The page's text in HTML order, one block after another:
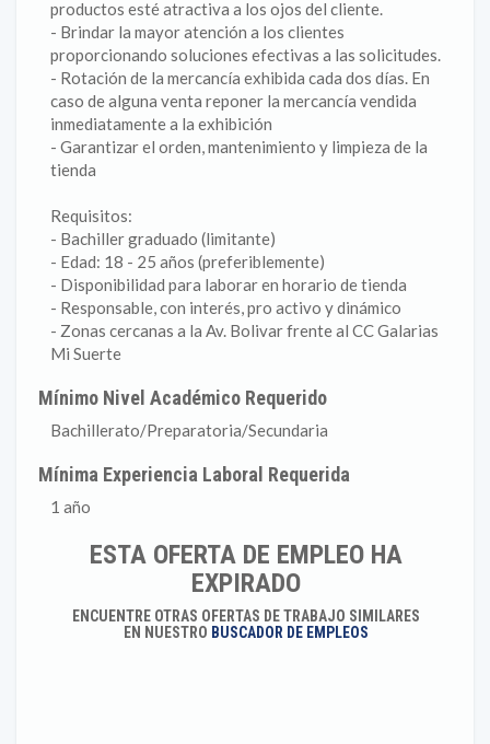
productos esté atractiva a los ojos del cliente.
- Brindar la mayor atención a los clientes
proporcionando soluciones efectivas a las solicitudes.
- Rotación de la mercancía exhibida cada dos días. En
caso de alguna venta reponer la mercancía vendida
inmediatamente a la exhibición
- Garantizar el orden, mantenimiento y limpieza de la
tienda
Requisitos:
- Bachiller graduado (limitante)
- Edad: 18 - 25 años (preferiblemente)
- Disponibilidad para laborar en horario de tienda
- Responsable, con interés, pro activo y dinámico
- Zonas cercanas a la Av. Bolivar frente al CC Galarias
Mi Suerte
Mínimo Nivel Académico Requerido
Bachillerato/Preparatoria/Secundaria
Mínima Experiencia Laboral Requerida
1 año
ESTA OFERTA DE EMPLEO HA
EXPIRADO
ENCUENTRE OTRAS OFERTAS DE TRABAJO SIMILARES
EN NUESTRO BUSCADOR DE EMPLEOS